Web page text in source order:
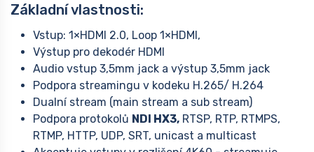
Základní vlastnosti:
Vstup: 1×HDMI 2.0, Loop 1×HDMI,
Výstup pro dekodér HDMI
Audio vstup 3,5mm jack a výstup 3,5mm jack
Podpora streamingu v kodeku H.265/ H.264
Dualní stream (main stream a sub stream)
Podpora protokolů NDI HX3, RTSP, RTP, RTMPS,
RTMP, HTTP, UDP, SRT, unicast a multicast